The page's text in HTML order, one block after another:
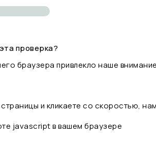
проверка?
браузера привлекло наше
и кликаете со скоростью,
javascript в вашем браузере